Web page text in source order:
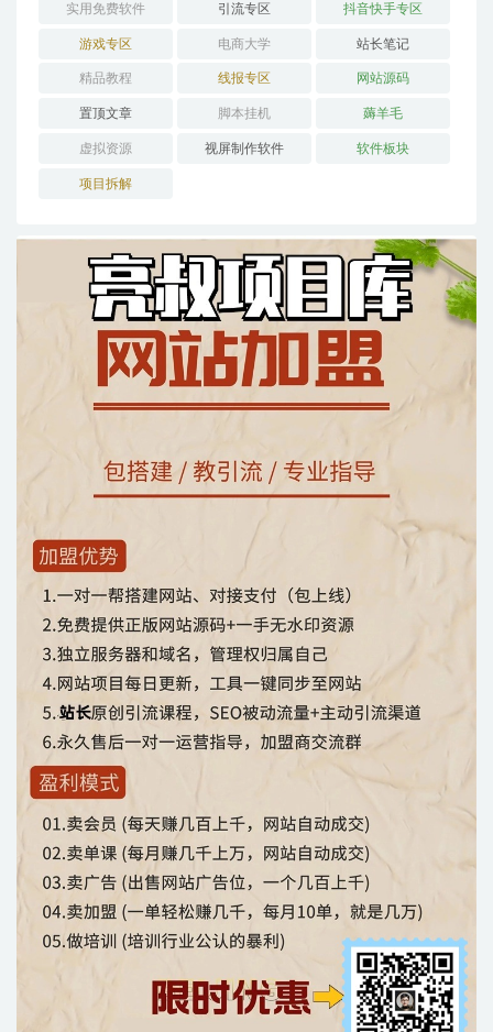
实用免费软件 引流专区 抖音快手专区
游戏专区 电商大学 站长笔记
精品教程 线报专区 网站源码
置顶文章 脚本挂机 薅羊毛
虚拟资源 视屏制作软件 软件板块
项目拆解